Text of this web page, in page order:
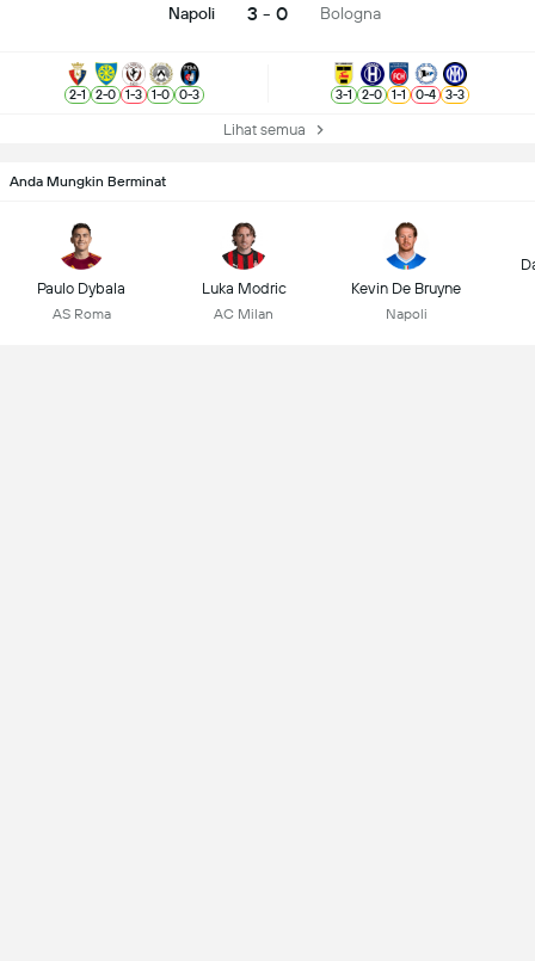
Napoli 3 - 0 Bologna
2-1 2-0 1-3 1-0 0-3 3-1 2-0 1-1 0-4 3-3
Lihat semua
Anda Mungkin Berminat
Paulo Dybala
AS Roma
Luka Modric
AC Milan
Kevin De Bruyne
Napoli